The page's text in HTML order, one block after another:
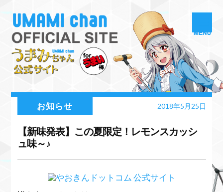
お知らせ 2018年5月25日
【新味発表】この夏限定！レモンスカッシ
ュ味～♪